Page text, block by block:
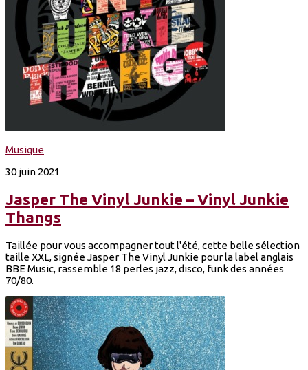
Musique
30 juin 2021
Jasper The Vinyl Junkie – Vinyl Junkie
Thangs
Taillée pour vous accompagner tout l'été, cette belle sélection
taille XXL, signée Jasper The Vinyl Junkie pour la label anglais
BBE Music, rassemble 18 perles jazz, disco, funk des années
70/80.